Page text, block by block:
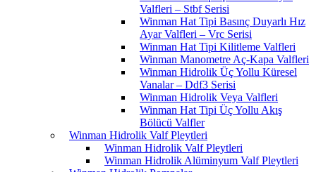
Valfleri – Stbf Serisi
Winman Hat Tipi Basınç Duyarlı Hız
Ayar Valfleri – Vrc Serisi
Winman Hat Tipi Kilitleme Valfleri
Winman Manometre Aç-Kapa Valfleri
Winman Hidrolik Üç Yollu Küresel
Vanalar – Ddf3 Serisi
Winman Hidrolik Veya Valfleri
Winman Hat Tipi Üç Yollu Akış
Bölücü Valfler
Winman Hidrolik Valf Pleytleri
Winman Hidrolik Valf Pleytleri
Winman Hidrolik Alüminyum Valf Pleytleri